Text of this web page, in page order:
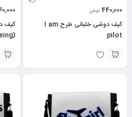
440,000 تومان
کیف دوشی خلبانی طرح I am
pilot
کیف
(Boeing)